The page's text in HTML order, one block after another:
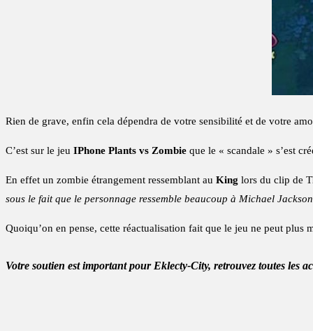
Rien de grave, enfin cela dépendra de votre sensibilité et de votre
C’est sur le jeu IPhone Plants vs Zombie que le « scandale » s’est
En effet un zombie étrangement ressemblant au King lors du clip de
sous le fait que le personnage ressemble beaucoup à Michael Jackson
Quoiqu’on en pense, cette réactualisation fait que le jeu ne peut plus
Votre soutien est important pour Eklecty-City, retrouvez toutes les